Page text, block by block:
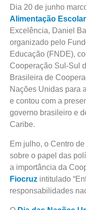
Dia 20 de junho
Alimentação
Excelência, Daniel
organizado pelo
Educação (FNDE),
Cooperação Sul-Sul
Brasileira de
Nações Unidas para
e contou com a
governo brasileiro e
Caribe.
Em julho, o Centro
sobre o papel das
a importância da
Fiocruz intitulado
responsabilidades